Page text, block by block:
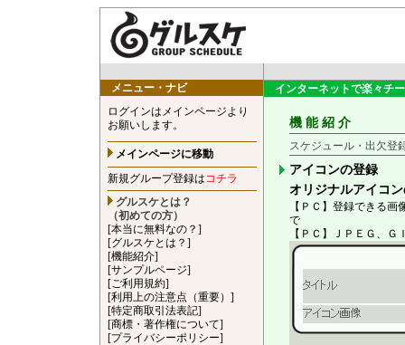
メニュー・ナビ
ログインはメインページより
お願いします。
メインページに移動
新規グループ登録はコチラ
グルスケとは？
（初めての方）
[本当に無料なの？]
[グルスケとは？]
[機能紹介]
[サンプルページ]
[ご利用規約]
[利用上の注意点（重要）]
[特定商取引法表記]
[商標・著作権について]
[プライバシーポリシー]
インターネットで楽々チ
機 能 紹 介
スケジュール・出欠登
アイコンの登録
オリジナルアイコ
【ＰＣ】登録できる
で
【ＰＣ】ＪＰＥＧ、